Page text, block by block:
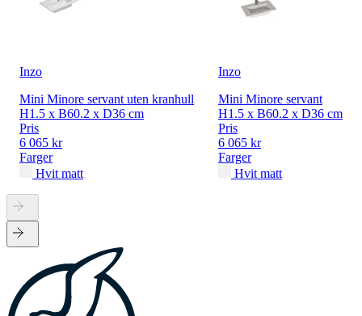
Inzo
Mini Minore servant uten kranhull
H1.5 x B60.2 x D36 cm
Pris
6 065 kr
Farger
Hvit matt
Inzo
Mini Minore servant
H1.5 x B60.2 x D36 cm
Pris
6 065 kr
Farger
Hvit matt